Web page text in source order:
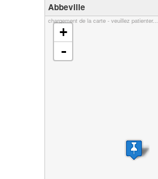
Abbeville
chargement de la carte - veuillez patienter...
+
-